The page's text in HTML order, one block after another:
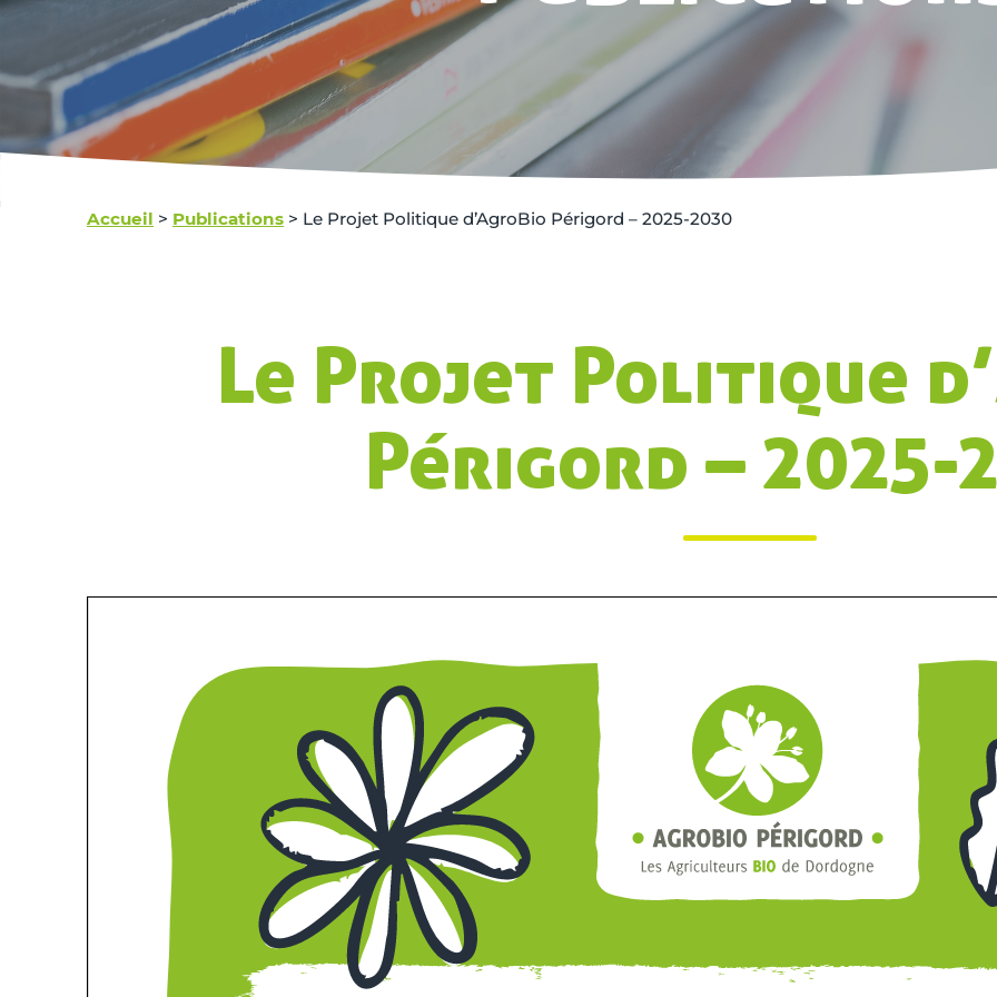
Accueil > Publications > Le Projet Politique d’AgroBio Périgord – 2025-2030
Le Projet Politique
Périgord – 2025-